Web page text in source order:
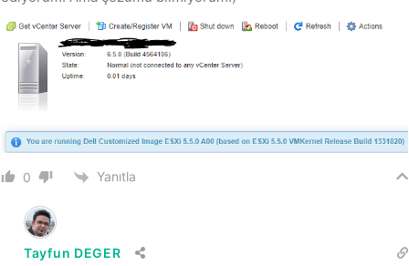
0 Yanıtla
Tayfun DEGER